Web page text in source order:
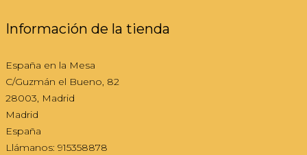
Información de la tienda
España en la Mesa
C/Guzmán el Bueno, 82
28003, Madrid
Madrid
España
Llámanos: 915358878